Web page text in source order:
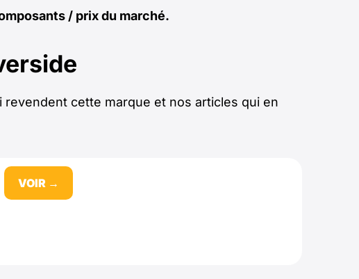
/ prix du marché.
cette marque et nos articles qui en
VOIR →